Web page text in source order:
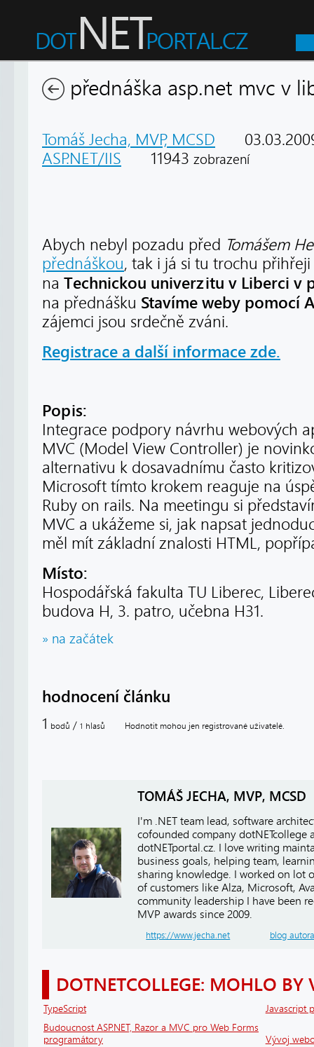
přednáška asp.net mvc v
Tomáš Jecha, MVP, MCSD
ASP.NET/IIS 11943 zobrazení
Abych nebyl pozadu před Tomášem
přednáškou, tak i já si tu trochu
na Technickou univerzitu v Liberci v
na přednášku Stavíme weby pomocí
zájemci jsou srdečně zváni.
Registrace a další informace zde.
Popis:
Integrace podpory návrhu webových
MVC (Model View Controller) je
alternativu k dosavadnímu často
Microsoft tímto krokem reaguje na
Ruby on rails. Na meetingu si
MVC a ukážeme si, jak napsat
měl mít základní znalosti HTML,
Místo:
Hospodářská fakulta TU Liberec,
budova H, 3. patro, učebna H31.
» na začátek
hodnocení článku
1 bodů / 1 hlasů Hodnotit mohou jen registrované uživatelé.
TOMÁŠ JECHA, MVP, MCSD
I'm .NET team lead, software
cofounded company
dotNETportal.cz. I love writing
business goals, helping team,
sharing knowledge. I worked on lot
of customers like Alza, Microsoft,
community leadership I have been
MVP awards since 2009.
https://www.jecha.net blog autora
DOTNETCOLLEGE: MOHLO BY
TypeScript
Javascript
Budoucnost ASP.NET, Razor a MVC pro Web Forms
programátory
Vývoj